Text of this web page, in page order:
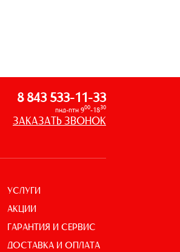
8 843 533-11-33
пнд-птн 900-1830
ЗАКАЗАТЬ ЗВОНОК
УСЛУГИ
АКЦИИ
ГАРАНТИЯ И СЕРВИС
ДОСТАВКА И ОПЛАТА